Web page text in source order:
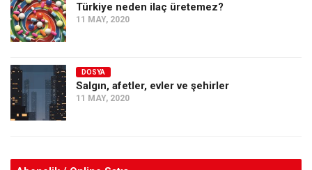
Türkiye neden ilaç üretemez?
11 MAY, 2020
DOSYA
Salgın, afetler, evler ve şehirler
11 MAY, 2020